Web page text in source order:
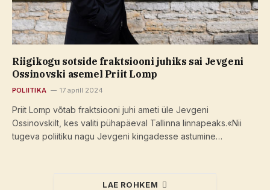
Riigikogu sotside fraktsiooni juhiks sai Jevgeni
Ossinovski asemel Priit Lomp
POLIITIKA 17 aprill 2024
Priit Lomp võtab fraktsiooni juhi ameti üle Jevgeni
Ossinovskilt, kes valiti pühapäeval Tallinna linnapeaks.«Nii
tugeva poliitiku nagu Jevgeni kingadesse astumine…
LAE ROHKEM